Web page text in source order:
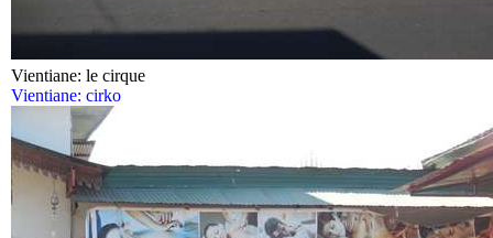
Vientiane: le cirque
Vientiane: cirko